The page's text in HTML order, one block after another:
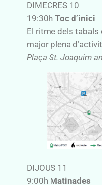
DIMECRES 10
19:30h Toc d’inici
El ritme dels tabals
major plena
Plaça St. Joaquim
DIJOUS 11
9:00h Matinades